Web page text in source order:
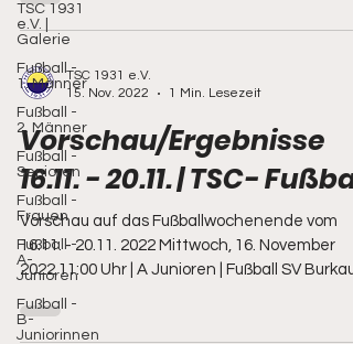
TSC 1931
e.V. |
Galerie
Fußball -
1. Männer
Fußball -
2. Männer
Fußball -
Senioren
Fußball -
Frauen
Fußball -
A-
Junioren
Fußball -
B-
Juniorinnen
TSC 1931 e.V.
15. Nov. 2022
1 Min. Lesezeit
Vorschau/Ergebnisse
16.11. - 20.11. | TSC- Fußball
Vorschau auf das Fußballwochenende vom
16.11. - 20.11. 2022 Mittwoch, 16. November
2022 11:00 Uhr | A Junioren | Fußball SV Burkau
SpG...